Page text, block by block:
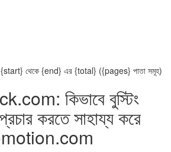
{start} থেকে {end} এর {total} ({pages} পাতা সমূহ)
কিভাবে বুস্টিং
করতে সাহায্য করে